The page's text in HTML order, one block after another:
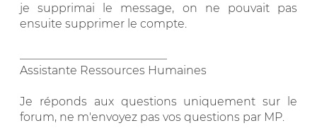
je supprimai le message, on ne pouvait pas
ensuite supprimer le compte.
Assistante Ressources Humaines
Je réponds aux questions uniquement sur le
forum, ne m'envoyez pas vos questions par MP.